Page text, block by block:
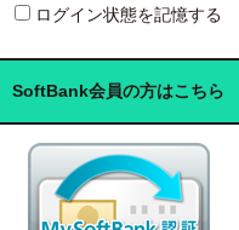
ログイン状態を記憶する
SoftBank会員の方はこちら